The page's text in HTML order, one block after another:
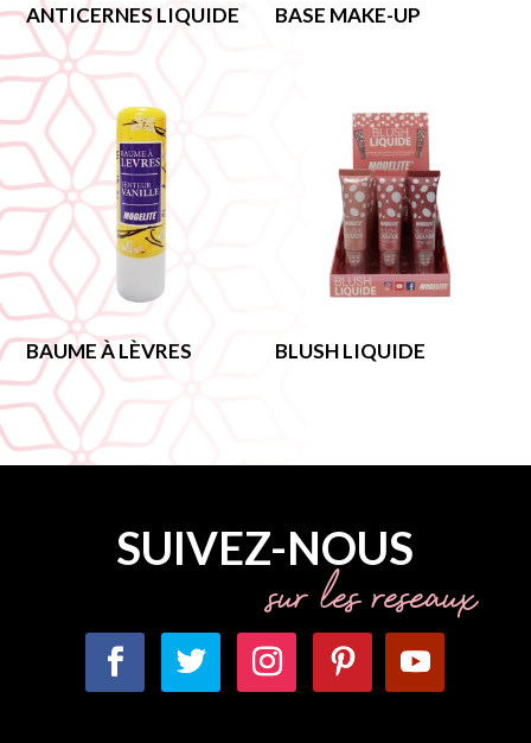
ANTICERNES LIQUIDE BASE MAKE-UP
BAUME À LÈVRES BLUSH LIQUIDE
SUIVEZ-NOUS
sur les réseaux